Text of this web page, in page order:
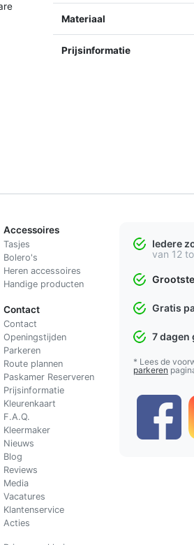
Materiaal
Prijsinformatie
Accessoires
Tasjes
Bolero's
Heren accessoires
Handige producten
Contact
Contact
Openingstijden
Parkeren
Route plannen
Paskamer Reserveren
Prijsinformatie
Kleurenkaart
F.A.Q.
Kleermaker
Nieuws
Blog
Reviews
Media
Vacatures
Klantenservice
Acties
Iedere
van 12
Gratis
7 dagen
* Lees de
parkeren